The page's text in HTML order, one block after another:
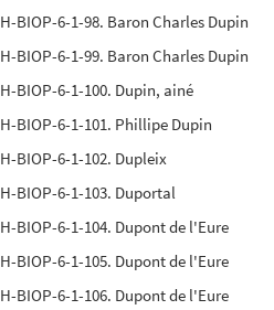
H-BIOP-6-1-98. Baron Charles Dupin
H-BIOP-6-1-99. Baron Charles Dupin
H-BIOP-6-1-100. Dupin, ainé
H-BIOP-6-1-101. Phillipe Dupin
H-BIOP-6-1-102. Dupleix
H-BIOP-6-1-103. Duportal
H-BIOP-6-1-104. Dupont de l'Eure
H-BIOP-6-1-105. Dupont de l'Eure
H-BIOP-6-1-106. Dupont de l'Eure